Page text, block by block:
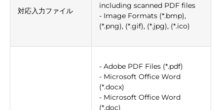
対応入力ファイル
including scanned PDF files
- Image Formats (*.bmp),
(*.png), (*.gif), (*.jpg), (*.ico)
- Adobe PDF Files (*.pdf)
- Microsoft Office Word
(*.docx)
- Microsoft Office Word
(*.doc)